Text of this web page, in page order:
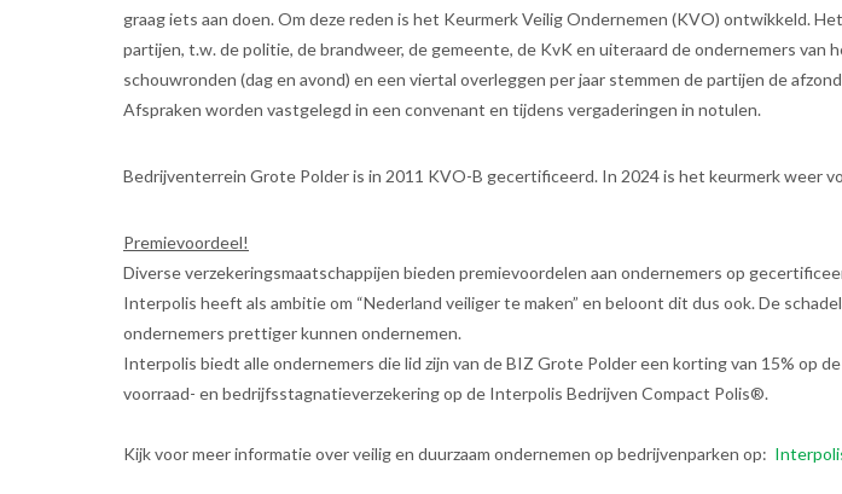
graag iets aan doen. Om deze reden is het Keurmerk Veilig Ondernemen (KVO) ontwikkeld.
partijen, t.w. de politie, de brandweer, de gemeente, de KvK en uiteraard de ondernemers van
schouwronden (dag en avond) en een viertal overleggen per jaar stemmen de partijen de
Afspraken worden vastgelegd in een convenant en tijdens vergaderingen in notulen.
Bedrijventerrein Grote Polder is in 2011 KVO-B gecertificeerd. In 2024 is het keurmerk weer
Premievoordeel!
Diverse verzekeringsmaatschappijen bieden premievoordelen aan ondernemers op
Interpolis heeft als ambitie om “Nederland veiliger te maken” en beloont dit dus ook. De
ondernemers prettiger kunnen ondernemen.
Interpolis biedt alle ondernemers die lid zijn van de BIZ Grote Polder een korting van 15% op
voorraad- en bedrijfsstagnatieverzekering op de Interpolis Bedrijven Compact Polis®.
Kijk voor meer informatie over veilig en duurzaam ondernemen op bedrijvenparken op: